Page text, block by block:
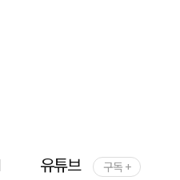
유튜브 구독 +